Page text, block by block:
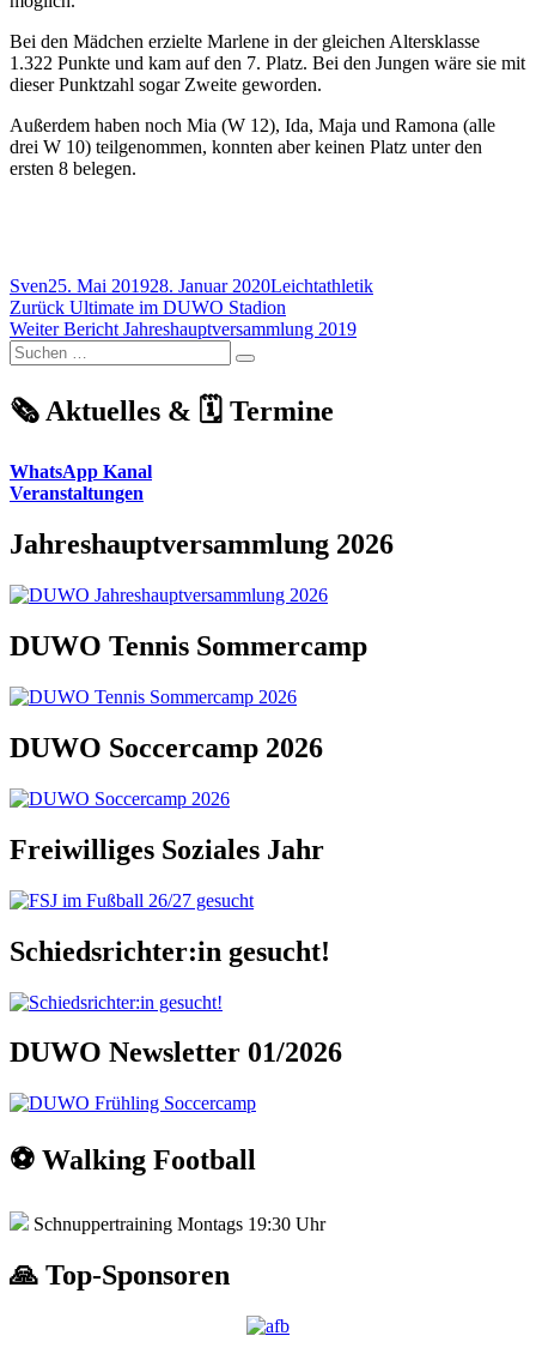
Bei den Mädchen erzielte Marlene in der gleichen Altersklasse
1.322 Punkte und kam auf den 7. Platz. Bei den Jungen wäre sie mit
dieser Punktzahl sogar Zweite ge­wor­den.
Außerdem haben noch Mia (W 12), Ida, Maja und Ramona (alle
drei W 10) teilgenommen, konnten aber keinen Platz unter den
ersten 8 belegen.
Autor
SvenVeröffentlicht
am
25. Mai 201928. Januar 2020Kategorien
Leichtathletik
Beitragsnavigation
Zurück Vorheriger
Beitrag:
Ultimate im DUWO Stadion
Weiter Nächster
Beitrag:
Bericht Jahreshauptversammlung 2019
Suchen
nach:
Suchen
🗞️ Aktuelles & 🗓️ Termine
WhatsApp Kanal
Veranstaltungen
Jahreshauptversammlung 2026
DUWO Tennis Sommercamp
DUWO Soccercamp 2026
Freiwilliges Soziales Jahr
Schiedsrichter:in gesucht!
DUWO Newsletter 01/2026
⚽️ Walking Football
Schnuppertraining Montags 19:30 Uhr
🙏 Top-Sponsoren